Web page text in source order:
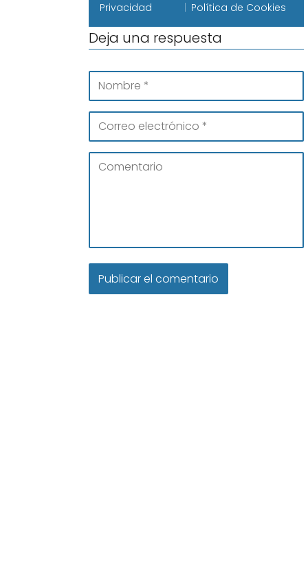
Deja una respuesta
Privacidad
Política de Cookies